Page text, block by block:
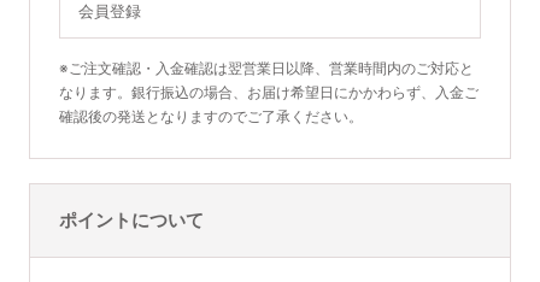
会員登録
※ご注文確認・入金確認は翌営業日以降、営業時間内のご対応と
なります。銀行振込の場合、お届け希望日にかかわらず、入金ご
確認後の発送となりますのでご了承ください。
ポイントについて